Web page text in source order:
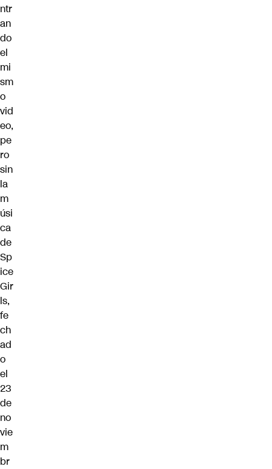
ntr
an
do
el
mi
sm
o
vid
eo,
pe
ro
sin
la
m
úsi
ca
de
Sp
ice
Gir
ls,
fe
ch
ad
o
el
23
de
no
vie
m
br